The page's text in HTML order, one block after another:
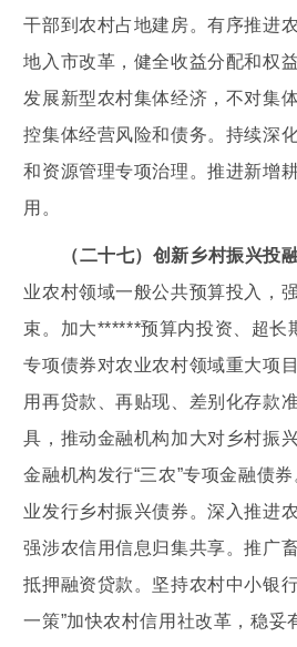
干部到农村占地建房。有序推进
地入市改革，健全收益分配和权
发展新型农村集体经济，不对集
控集体经营风险和债务。持续深
和资源管理专项治理。推进新增
用。
（二十七）创新乡村振兴投
业农村领域一般公共预算投入，
束。加大******预算内投资、超长
专项债券对农业农村领域重大项
用再贷款、再贴现、差别化存款
具，推动金融机构加大对乡村振
金融机构发行“三农”专项金融债
业发行乡村振兴债券。深入推进
强涉农信用信息归集共享。推广
抵押融资贷款。坚持农村中小银
一策”加快农村信用社改革，稳妥